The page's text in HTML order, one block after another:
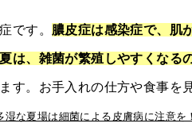
です。 膿皮症は感染症で、肌
は、雑菌が繁殖しやすくなる
す。お手入れの仕方や食事を
な夏場は細菌による皮膚病に注意を